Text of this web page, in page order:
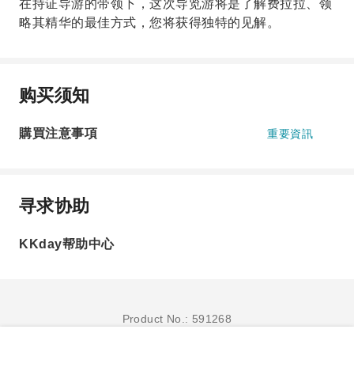
在持证导游的带领下，这次导览游将是了解费拉拉、领
略其精华的最佳方式，您将获得独特的见解。
购买须知
購買注意事項 重要資訊
寻求协助
KKday帮助中心
Product No.: 591268